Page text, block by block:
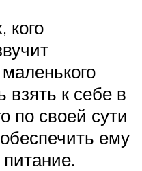
кого
к себе в
по своей сути
ему